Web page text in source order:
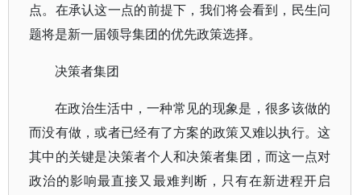
点。在承认这一点的前提下，我们将会看到，民生问
题将是新一届领导集团的优先政策选择。
决策者集团
在政治生活中，一种常见的现象是，很多该做的
而没有做，或者已经有了方案的政策又难以执行。这
其中的关键是决策者个人和决策者集团，而这一点对
政治的影响最直接又最难判断，只有在新进程开启